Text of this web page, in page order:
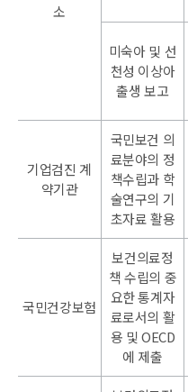
소
미숙아 및 선
천성 이상아
출생 보고
기업검진 계
약기관
국민보건 의
료분야의 정
책수립과 학
술연구의 기
초자료 활용
국민건강보험
보건의료정
책 수립의 중
요한 통계자
료로서의 활
용 및 OECD
에 제출